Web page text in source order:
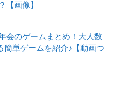
【画像】
会のゲームまとめ！大人数
簡単ゲームを紹介♪【動画つ